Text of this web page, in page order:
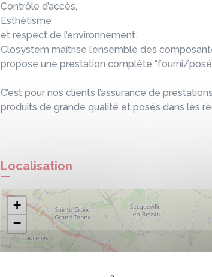
Contrôle d’accès,
Esthétisme
et respect de l’environnement.
Closystem maîtrise l’ensemble des
propose une prestation complète “fourni/
C’est pour nos clients l’assurance de
produits de grande qualité et posés dans les
Localisation
+
−